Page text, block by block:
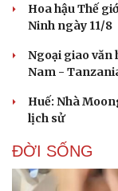
Hoa hậu Thế
Ninh ngày 11/8
Ngoại giao văn
Nam -
Huế: Nhà
lịch sử
ĐỜI SỐNG